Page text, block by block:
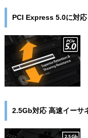
PCI Express 5.0に対
2.5Gb対応 高速イーサ